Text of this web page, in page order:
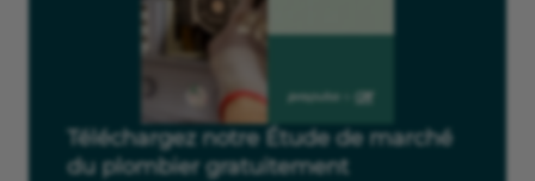
Téléchargez notre Étude de marché
du plombier gratuitement